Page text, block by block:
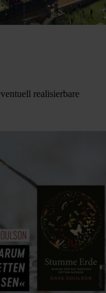
realisierbare